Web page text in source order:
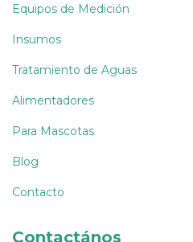
Equipos de Medición
Insumos
Tratamiento de Aguas
Alimentadores
Para Mascotas
Blog
Contacto
Contactános